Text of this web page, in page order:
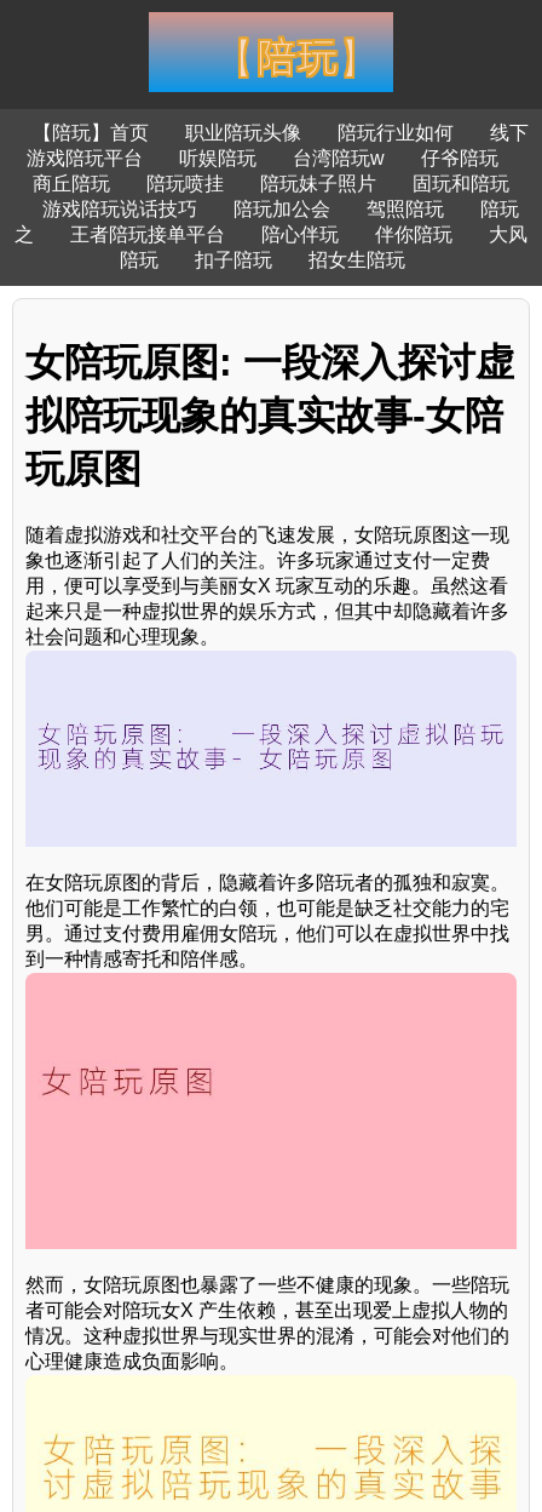
【陪玩】首页 职业陪玩头像 陪玩行业如何
线下
游戏陪玩平台
听娱陪玩 台湾陪玩w
仔爷陪玩
商丘陪玩
陪玩喷挂 陪玩妹子照片
固玩和陪玩
游戏陪玩说话技巧
陪玩加公会 驾照陪玩
陪玩
之
王者陪玩接单平台 陪心伴玩 伴你陪玩
大风
陪玩
扣子陪玩 招女生陪玩
女陪玩原图: 一段深入探讨虚
拟陪玩现象的真实故事-女陪
玩原图
随着虚拟游戏和社交平台的飞速发展，女陪玩原图这一现
象也逐渐引起了人们的关注。许多玩家通过支付一定费
用，便可以享受到与美丽女X 玩家互动的乐趣。虽然这看
起来只是一种虚拟世界的娱乐方式，但其中却隐藏着许多
社会问题和心理现象。
在女陪玩原图的背后，隐藏着许多陪玩者的孤独和寂寞。
他们可能是工作繁忙的白领，也可能是缺乏社交能力的宅
男。通过支付费用雇佣女陪玩，他们可以在虚拟世界中找
到一种情感寄托和陪伴感。
然而，女陪玩原图也暴露了一些不健康的现象。一些陪玩
者可能会对陪玩女X 产生依赖，甚至出现爱上虚拟人物的
情况。这种虚拟世界与现实世界的混淆，可能会对他们的
心理健康造成负面影响。